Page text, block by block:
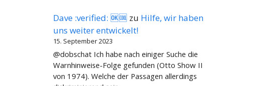
Dave :verified: 🆗🆒 zu Hilfe, wir haben
uns weiter entwickelt!
15. September 2023
@dobschat Ich habe nach einiger Suche die
Warnhinweise-Folge gefunden (Otto Show II
von 1974). Welche der Passagen allerdings